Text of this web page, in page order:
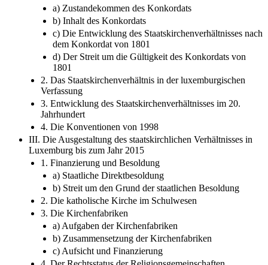
a) Zustandekommen des Konkordats
b) Inhalt des Konkordats
c) Die Entwicklung des Staatskirchenverhältnisses nach
dem Konkordat von 1801
d) Der Streit um die Gültigkeit des Konkordats von
1801
2. Das Staatskirchenverhältnis in der luxemburgischen
Verfassung
3. Entwicklung des Staatskirchenverhältnisses im 20.
Jahrhundert
4. Die Konventionen von 1998
III. Die Ausgestaltung des staatskirchlichen Verhältnisses in
Luxemburg bis zum Jahr 2015
1. Finanzierung und Besoldung
a) Staatliche Direktbesoldung
b) Streit um den Grund der staatlichen Besoldung
2. Die katholische Kirche im Schulwesen
3. Die Kirchenfabriken
a) Aufgaben der Kirchenfabriken
b) Zusammensetzung der Kirchenfabriken
c) Aufsicht und Finanzierung